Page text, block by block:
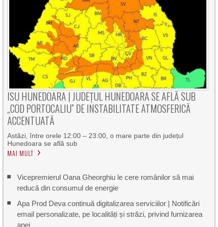
ISU HUNEDOARA | JUDEȚUL HUNEDOARA SE AFLĂ SUB
„COD PORTOCALIU” DE INSTABILITATE ATMOSFERICĂ
ACCENTUATĂ
Astăzi, între orele 12:00 – 23:00, o mare parte din județul
Hunedoara se află sub
MAI MULT
Vicepremierul Oana Gheorghiu le cere românilor să mai
reducă din consumul de energie
Apa Prod Deva continuă digitalizarea serviciilor | Notificări
email personalizate, pe localități și străzi, privind furnizarea
apei